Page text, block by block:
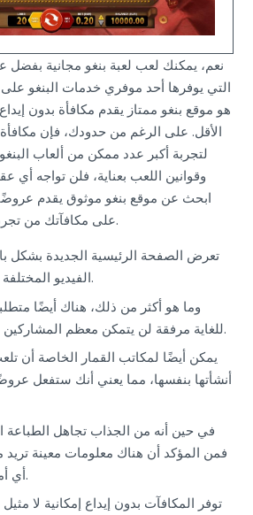
نعم، يمكنك لعب لعبة بنغو مجانية بفضل
التي يوفرها أحد موفري خدمات البنغو على
الأقل. على الرغم من حدودك، فإن
لتجربة أكبر عدد ممكن من ألعاب
وقوانين اللعب بعناية، فلن تواجه
ابحث عن موقع بنغو موثوق يقدم
على مكافآتك من تجربة ألعاب البنغو الممتعة.
تعرض الصفحة الرئيسية الجديدة بشكل
الفيديو المختلفة وستجد الإعلانات.
وما هو أكثر من ذلك، هناك أيضًا
للغاية مرفقة لن يتمكن معظم المشاركين من الوصول إليها.
يمكن أيضًا لمكاتب القمار الخاصة أن
أنشأتها بنفسها، مما يعني أنك ستفعل
في حين أنه من الجذاب تجاهل الطباعة
فمن المؤكد أن هناك معلومات معينة تريد
أي أموال على الموقع.
توفر المكافآت بدون إيداع إمكانية لا مثيل